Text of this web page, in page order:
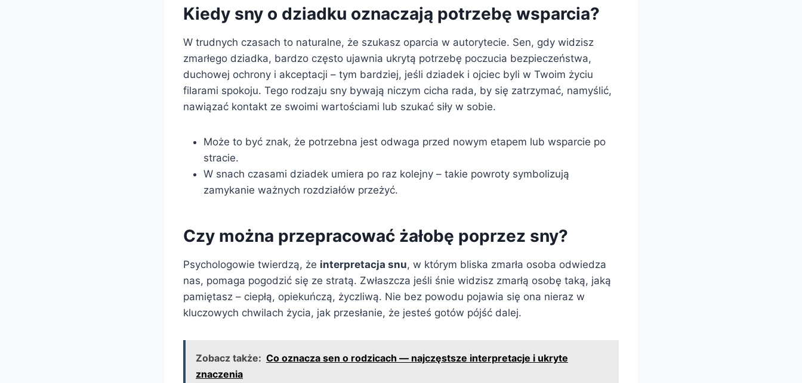
Kiedy sny o dziadku oznaczają potrzebę wsparcia?
W trudnych czasach to naturalne, że szukasz oparcia w autorytecie. Sen, gdy widzisz
zmarłego dziadka, bardzo często ujawnia ukrytą potrzebę poczucia bezpieczeństwa,
duchowej ochrony i akceptacji – tym bardziej, jeśli dziadek i ojciec byli w Twoim życiu
filarami spokoju. Tego rodzaju sny bywają niczym cicha rada, by się zatrzymać, namyślić,
nawiązać kontakt ze swoimi wartościami lub szukać siły w sobie.
Może to być znak, że potrzebna jest odwaga przed nowym etapem lub wsparcie po
stracie.
W snach czasami dziadek umiera po raz kolejny – takie powroty symbolizują
zamykanie ważnych rozdziałów przeżyć.
Czy można przepracować żałobę poprzez sny?
Psychologowie twierdzą, że interpretacja snu, w którym bliska zmarła osoba odwiedza
nas, pomaga pogodzić się ze stratą. Zwłaszcza jeśli śnie widzisz zmarłą osobę taką, jaką
pamiętasz – ciepłą, opiekuńczą, życzliwą. Nie bez powodu pojawia się ona nieraz w
kluczowych chwilach życia, jak przesłanie, że jesteś gotów pójść dalej.
Zobacz także: Co oznacza sen o rodzicach — najczęstsze interpretacje i ukryte
znaczenia